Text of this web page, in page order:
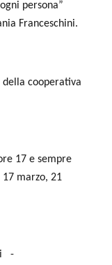
persona”
Franceschini.
cooperativa
17 e sempre
marzo, 21
-